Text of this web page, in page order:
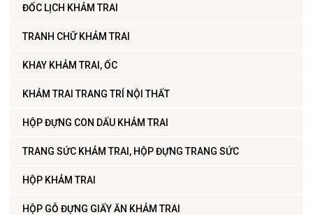
ĐỐC LỊCH KHẢM TRAI
TRANH CHỮ KHẢM TRAI
KHAY KHẢM TRAI, ỐC
KHẢM TRAI TRANG TRÍ NỘI THẤT
HỘP ĐỰNG CON DẤU KHẢM TRAI
TRANG SỨC KHẢM TRAI, HỘP ĐỰNG TRANG SỨC
HỘP KHẢM TRAI
HỘP GỖ ĐỰNG GIẤY ĂN KHẢM TRAI